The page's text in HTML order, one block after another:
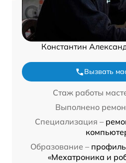
Константин
Вызвать
Стаж работы
Выполнено
Специализация –
Образование –
«Мехатроника и